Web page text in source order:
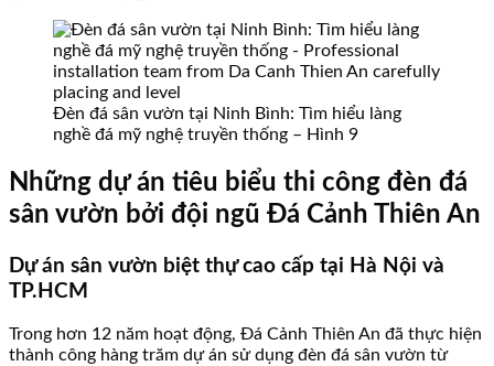
Đèn đá sân vườn tại Ninh Bình: Tìm hiểu làng
nghề đá mỹ nghệ truyền thống – Hình 9
Những dự án tiêu biểu thi công đèn đá
sân vườn bởi đội ngũ Đá Cảnh Thiên An
Dự án sân vườn biệt thự cao cấp tại Hà Nội và
TP.HCM
Trong hơn 12 năm hoạt động, Đá Cảnh Thiên An đã thực hiện
thành công hàng trăm dự án sử dụng đèn đá sân vườn từ